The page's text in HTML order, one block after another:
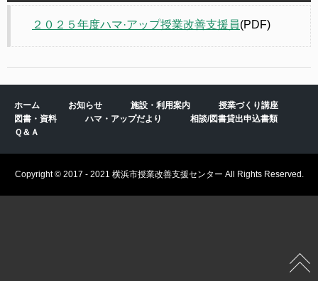
２０２５年度ハマ·アップ授業改善支援員(PDF)
ホーム お知らせ 施設・利用案内
授業づくり講座
図書・資料
ハマ・アップだより
相談/図書貸出申込書類
Ｑ＆Ａ
Copyright © 2017 - 2021 横浜市授業改善支援センター All Rights Reserved.